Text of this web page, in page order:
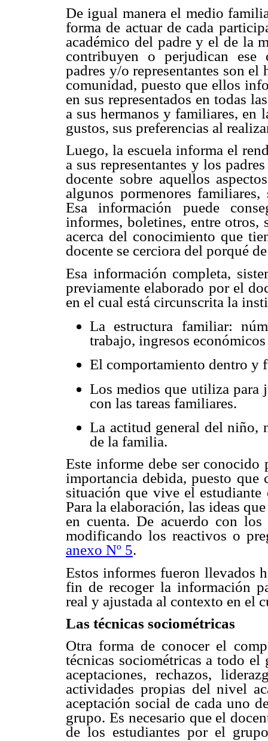
De igual manera el medio
forma de actuar de cada
académico del padre y el de la
contribuyen o perjudican ese
padres y/o representantes son
comunidad, puesto que ellos
en sus representados en todas
a sus hermanos y familiares, en
gustos, sus preferencias al
Luego, la escuela informa el
a sus representantes y los
docente sobre aquellos
algunos pormenores
Esa información puede
informes, boletines, entre
acerca del conocimiento que
docente se cerciora del porqué
Esa información completa,
previamente elaborado por el
en el cual está circunscrita la
La estructura familiar:
trabajo, ingresos
El comportamiento dentro y
Los medios que utiliza para
con las tareas familiares.
La actitud general del niño,
de la familia.
Este informe debe ser conocido
importancia debida, puesto
situación que vive el estudiante
Para la elaboración, las ideas
en cuenta. De acuerdo con
modificando los reactivos o
anexo Nº 5.
Estos informes fueron llevados
fin de recoger la información
real y ajustada al contexto en el
Las técnicas sociométricas
Otra forma de conocer el
técnicas sociométricas a todo el
aceptaciones, rechazos,
actividades propias del nivel
aceptación social de cada uno
grupo. Es necesario que el
de los estudiantes por el